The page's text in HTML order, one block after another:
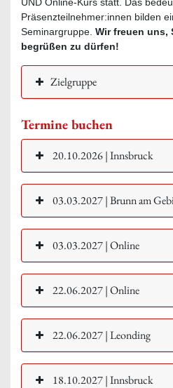
Präsenzteilnehmer:innen bilden
Seminargruppe. Wir freuen uns,
begrüßen zu dürfen!
Zielgruppe
Termine buchen
20.10.2026 | Innsbruck
03.03.2027 | Brunn am
03.03.2027 | Online
22.06.2027 | Online
22.06.2027 | Leonding
18.10.2027 | Innsbruck